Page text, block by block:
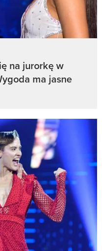
na jurorkę w
ma jasne